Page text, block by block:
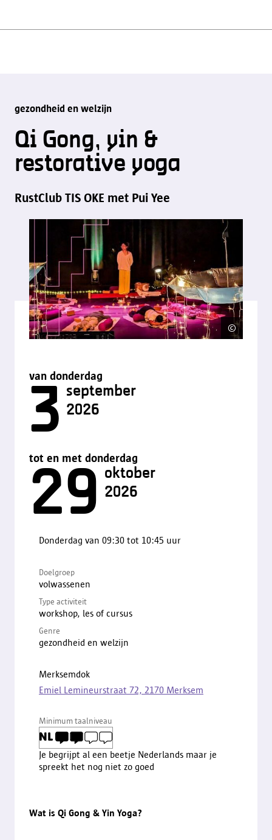
gezondheid en welzijn
Qi Gong, yin &
restorative yoga
RustClub TIS OKE met Pui Yee
©
van donderdag
3 september
2026
tot en met donderdag
29
oktober
2026
Donderdag van 09:30 tot 10:45 uur
Doelgroep
volwassenen
Type activiteit
workshop, les of cursus
Genre
gezondheid en welzijn
Merksemdok
Emiel Lemineurstraat 72, 2170 Merksem
Minimum taalniveau
Je begrijpt al een beetje Nederlands maar je
spreekt het nog niet zo goed
Wat is Qi Gong & Yin Yoga?